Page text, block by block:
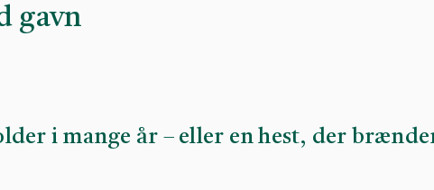
gavn
i mange år – eller en hest, der